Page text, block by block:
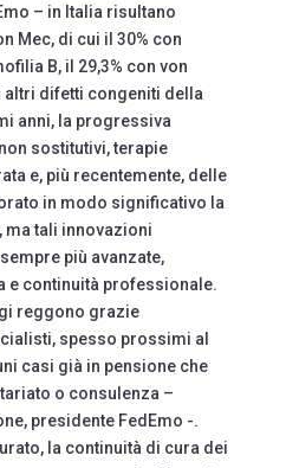
– in Italia risultano
Mec, di cui il 30% con
B, il 29,3% con von
altri difetti congeniti della
anni, la progressiva
sostitutivi, terapie
e, più recentemente, delle
in modo significativo la
tali innovazioni
più avanzate,
e continuità professionale.
reggono grazie
spesso prossimi al
casi già in pensione che
o consulenza –
presidente FedEmo -.
la continuità di cura dei